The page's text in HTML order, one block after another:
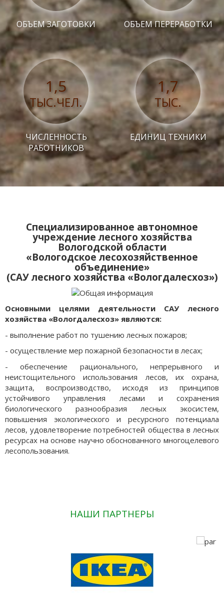
ОБЪЕМ ЗАГОТОВКИ ОБЪЕМ ПЕРЕРАБОТКИ
1,5
ТЫС.ЧЕЛ.
ЧИСЛЕННОСТЬ
РАБОТНИКОВ
1,7
ТЫС.
ЕДИНИЦ ТЕХНИКИ
Специализированное автономное
учреждение лесного хозяйства
Вологодской области
«Вологодское лесохозяйственное
объединение»
(САУ лесного хозяйства «Вологдалесхоз»)
Основными целями деятельности САУ лесного
хозяйства «Вологдалесхоз» являются:
- выполнение работ по тушению лесных пожаров;
- осуществление мер пожарной безопасности в лесах;
- обеспечение рационального, непрерывного и
неистощительного использования лесов, их охрана,
защита, воспроизводство, исходя из принципов
устойчивого управления лесами и сохранения
биологического разнообразия лесных экосистем,
повышения экологического и ресурсного потенциала
лесов, удовлетворение потребностей общества в лесных
ресурсах на основе научно обоснованного многоцелевого
лесопользования.
НАШИ ПАРТНЕРЫ